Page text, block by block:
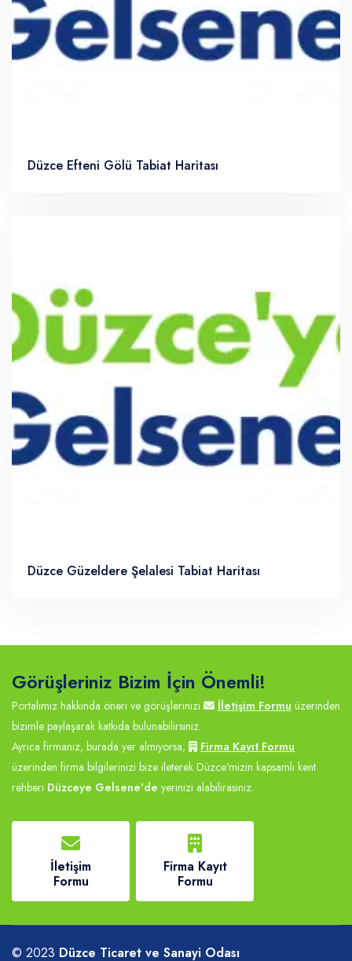
Düzce Efteni Gölü Tabiat Haritası
Düzce Güzeldere Şelalesi Tabiat Haritası
Görüşleriniz Bizim İçin Önemli!
Portalımız hakkında öneri ve görüşlerinizi İletişim Formu üzerinden
bizimle paylaşarak katkıda bulunabilirsiniz.
Ayrıca firmanız, burada yer almıyorsa,
Firma Kayıt Formu
üzerinden firma bilgilerinizi bize ileterek Düzce'mizin kapsamlı kent
rehberi Düzceye Gelsene'de yerinizi alabilirasiniz.
İletişim
Formu
Firma Kayıt
Formu
© 2023 Düzce Ticaret ve Sanayi Odası